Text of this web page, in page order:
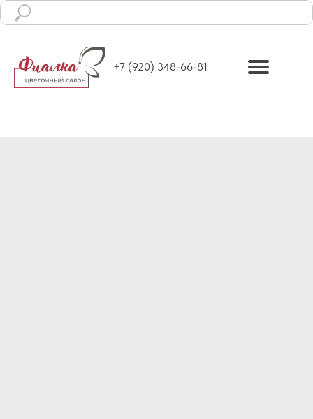
Ежедневно с 8:00 до 19:00
+7 (920) 348-66-81